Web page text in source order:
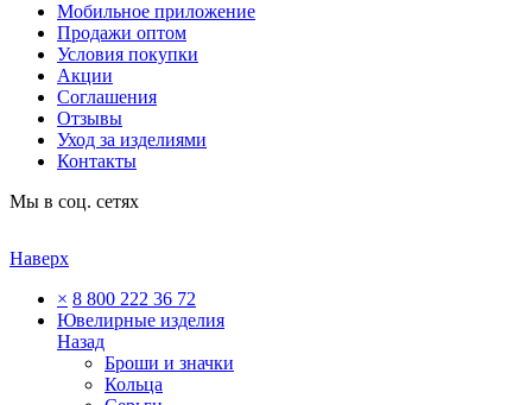
Мобильное приложение
Продажи оптом
Условия покупки
Акции
Соглашения
Отзывы
Уход за изделиями
Контакты
Мы в соц. сетях
Наверх
× 8 800 222 36 72
Ювелирные изделия
Назад
Броши и значки
Кольца